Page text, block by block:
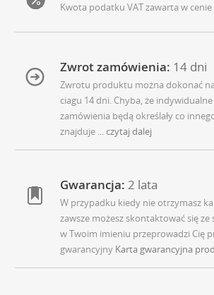
Kwota podatku VAT zawarta w
Zwrot zamówienia: 14 dni
Zwrotu produktu można dokonać
ciagu 14 dni. Chyba, że
zamówienia będą określały co
znajduje ... czytaj dalej
Gwarancja: 2 lata
W przypadku kiedy nie otrzymasz
zawsze możesz skontaktować się
w Twoim imieniu przeprowadzi Cię
gwarancyjny Karta gwarancyjna